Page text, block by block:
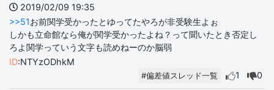
2019/02/09 19:35
>>51お前関学受かったとゆってたやろが非受験生よぉ
しかも立命館なら俺が関学受かったよね？って聞いたとき否定し
ろよ関学っていう文字も読めねーのか脳弱
ID:NTYzODhkM
#偏差値スレッド一覧 1 0